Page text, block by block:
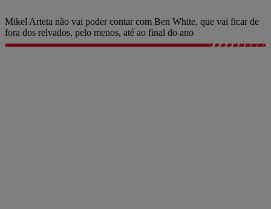
Mikel Arteta não vai poder contar com Ben White, que vai ficar de
fora dos relvados, pelo menos, até ao final do ano